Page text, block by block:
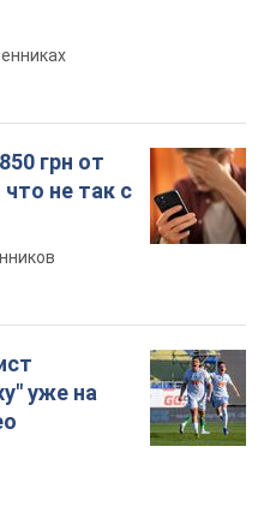
грн от
не так с
уже на